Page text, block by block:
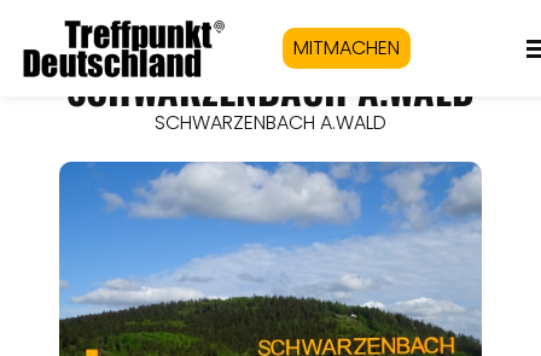
MITMACHEN
SCHWARZENBACH A.WALD
SCHWARZENBACH A.WALD